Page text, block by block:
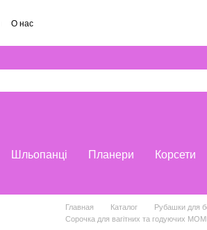
О нас
Шльопанці Планери Корсети
Главная Каталог
Рубашки для
Сорочка для вагітних та годуючих